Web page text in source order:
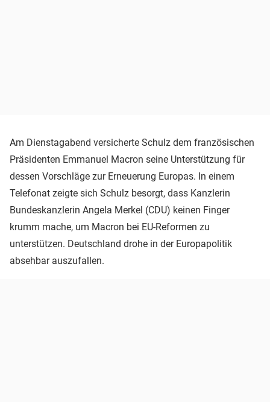
Am Dienstagabend versicherte Schulz dem französischen
Präsidenten Emmanuel Macron seine Unterstützung für
dessen Vorschläge zur Erneuerung Europas. In einem
Telefonat zeigte sich Schulz besorgt, dass Kanzlerin
Bundeskanzlerin Angela Merkel (CDU) keinen Finger
krumm mache, um Macron bei EU-Reformen zu
unterstützen. Deutschland drohe in der Europapolitik
absehbar auszufallen.